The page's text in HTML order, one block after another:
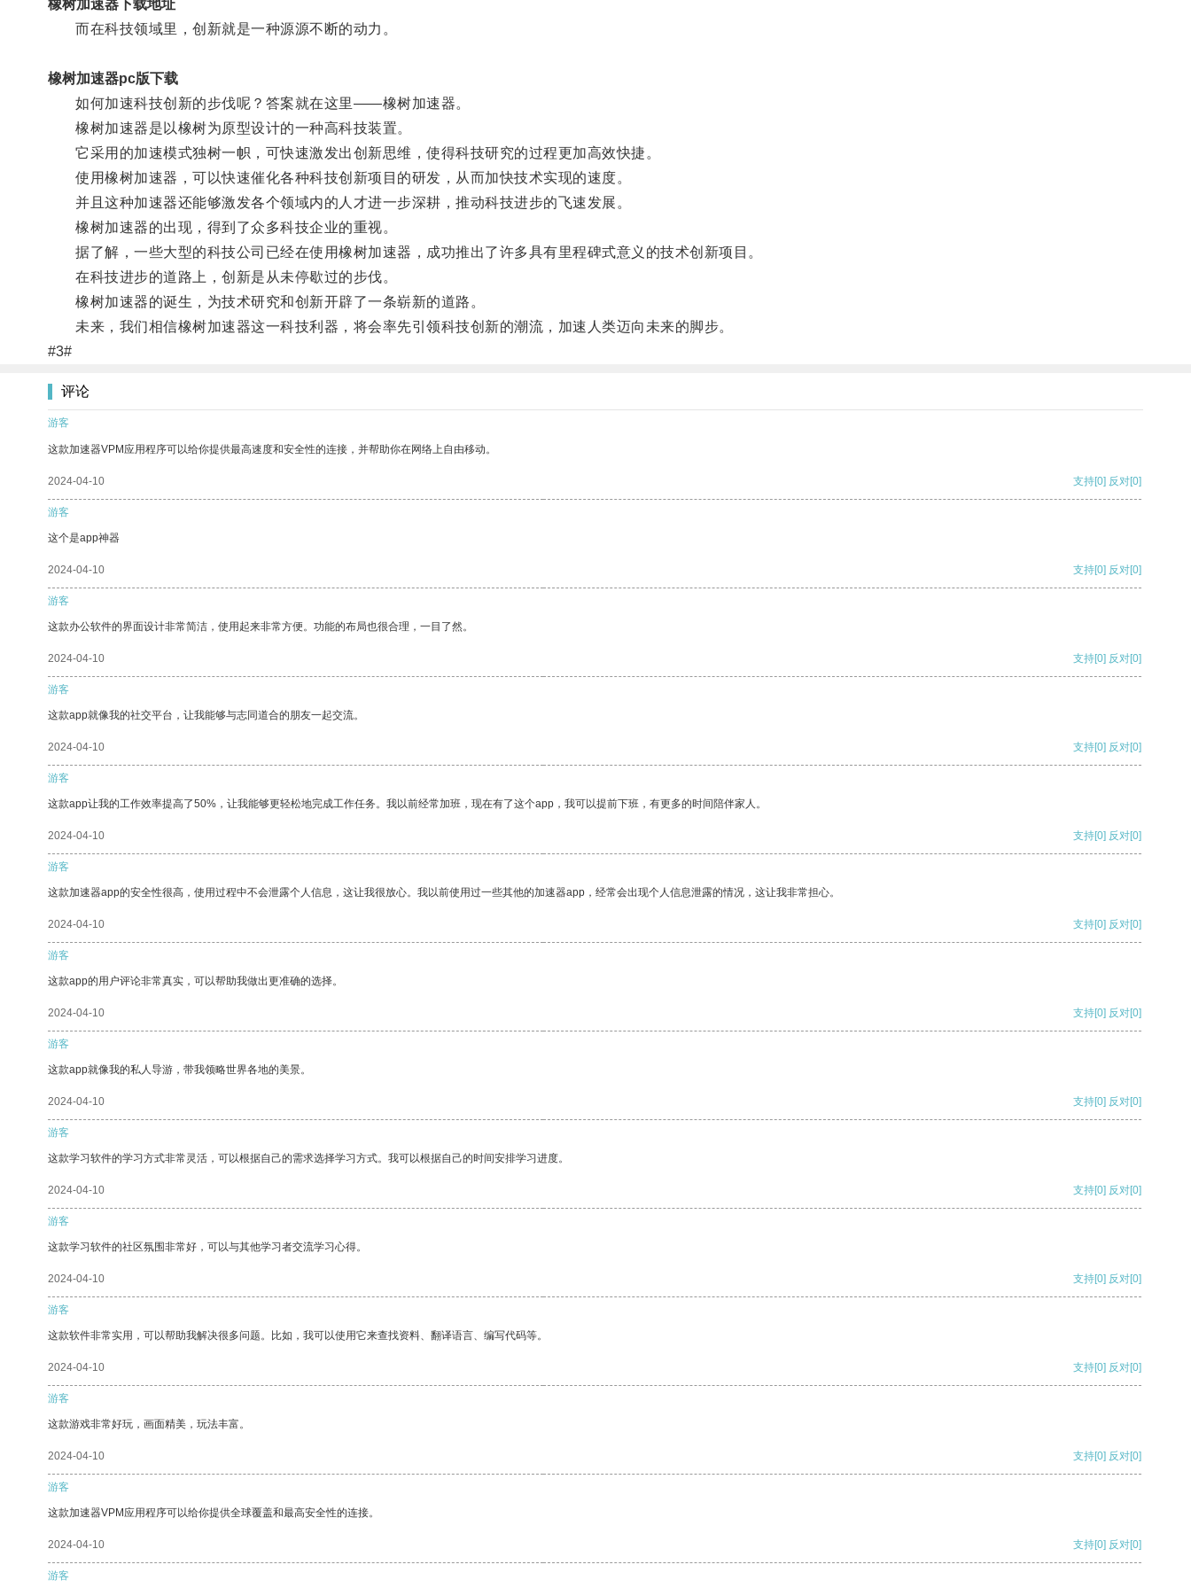
橡树加速器下载地址
而在科技领域里，创新就是一种源源不断的动力。
橡树加速器pc版下载
如何加速科技创新的步伐呢？答案就在这里——橡树加速器。
橡树加速器是以橡树为原型设计的一种高科技装置。
它采用的加速模式独树一帜，可快速激发出创新思维，使得科技研究的过程更加高效快捷。
使用橡树加速器，可以快速催化各种科技创新项目的研发，从而加快技术实现的速度。
并且这种加速器还能够激发各个领域内的人才进一步深耕，推动科技进步的飞速发展。
橡树加速器的出现，得到了众多科技企业的重视。
据了解，一些大型的科技公司已经在使用橡树加速器，成功推出了许多具有里程碑式意义的技术创新项目。
在科技进步的道路上，创新是从未停歇过的步伐。
橡树加速器的诞生，为技术研究和创新开辟了一条崭新的道路。
未来，我们相信橡树加速器这一科技利器，将会率先引领科技创新的潮流，加速人类迈向未来的脚步。
#3#
评论
游客
这款加速器VPM应用程序可以给你提供最高速度和安全性的连接，并帮助你在网络上自由移动。
2024-04-10 支持[0] 反对[0]
游客
这个是app神器
2024-04-10 支持[0] 反对[0]
游客
这款办公软件的界面设计非常简洁，使用起来非常方便。功能的布局也很合理，一目了然。
2024-04-10 支持[0] 反对[0]
游客
这款app就像我的社交平台，让我能够与志同道合的朋友一起交流。
2024-04-10 支持[0] 反对[0]
游客
这款app让我的工作效率提高了50%，让我能够更轻松地完成工作任务。我以前经常加班，现在有了这个app，我可以提前下班，有更多的时间陪伴家人。
2024-04-10 支持[0] 反对[0]
游客
这款加速器app的安全性很高，使用过程中不会泄露个人信息，这让我很放心。我以前使用过一些其他的加速器app，经常会出现个人信息泄露的情况，这让我非常担心。
2024-04-10 支持[0] 反对[0]
游客
这款app的用户评论非常真实，可以帮助我做出更准确的选择。
2024-04-10 支持[0] 反对[0]
游客
这款app就像我的私人导游，带我领略世界各地的美景。
2024-04-10 支持[0] 反对[0]
游客
这款学习软件的学习方式非常灵活，可以根据自己的需求选择学习方式。我可以根据自己的时间安排学习进度。
2024-04-10 支持[0] 反对[0]
游客
这款学习软件的社区氛围非常好，可以与其他学习者交流学习心得。
2024-04-10 支持[0] 反对[0]
游客
这款软件非常实用，可以帮助我解决很多问题。比如，我可以使用它来查找资料、翻译语言、编写代码等。
2024-04-10 支持[0] 反对[0]
游客
这款游戏非常好玩，画面精美，玩法丰富。
2024-04-10 支持[0] 反对[0]
游客
这款加速器VPM应用程序可以给你提供全球覆盖和最高安全性的连接。
2024-04-10 支持[0] 反对[0]
游客